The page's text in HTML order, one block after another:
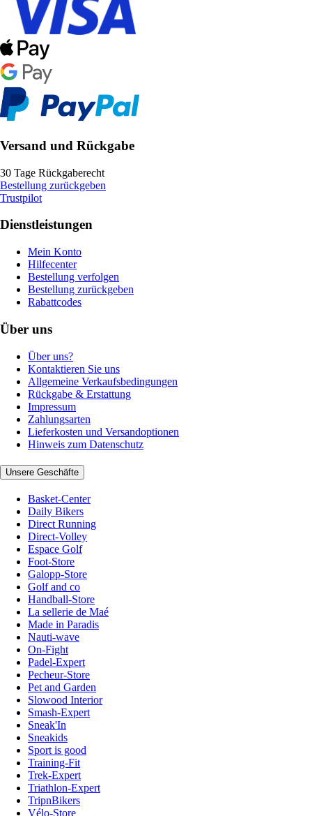
Versand und Rückgabe
30 Tage Rückgaberecht
Bestellung zurückgeben
Trustpilot
Dienstleistungen
Mein Konto
Hilfecenter
Bestellung verfolgen
Bestellung zurückgeben
Rabattcodes
Über uns
Über uns?
Kontaktieren Sie uns
Allgemeine Verkaufsbedingungen
Rückgabe & Erstattung
Impressum
Zahlungsarten
Lieferkosten und Versandoptionen
Hinweis zum Datenschutz
Unsere Geschäfte
Basket-Center
Daily Bikers
Direct Running
Direct-Volley
Espace Golf
Foot-Store
Galopp-Store
Golf and co
Handball-Store
La sellerie de Maé
Made in Paradis
Nauti-wave
On-Fight
Padel-Expert
Pecheur-Store
Pet and Garden
Slowood Interior
Smash-Expert
Sneak'In
Sneakids
Sport is good
Training-Fit
Trek-Expert
Triathlon-Expert
TripnBikers
Vélo-Store